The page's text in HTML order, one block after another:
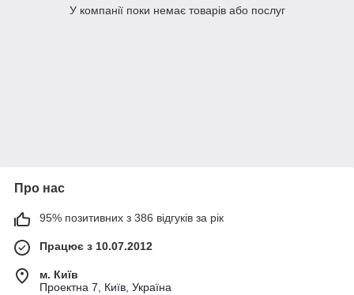
У компанії поки немає товарів або послуг
Про нас
95% позитивних з 386 відгуків за рік
Працює з 10.07.2012
м. Київ
Проектна 7, Київ, Україна